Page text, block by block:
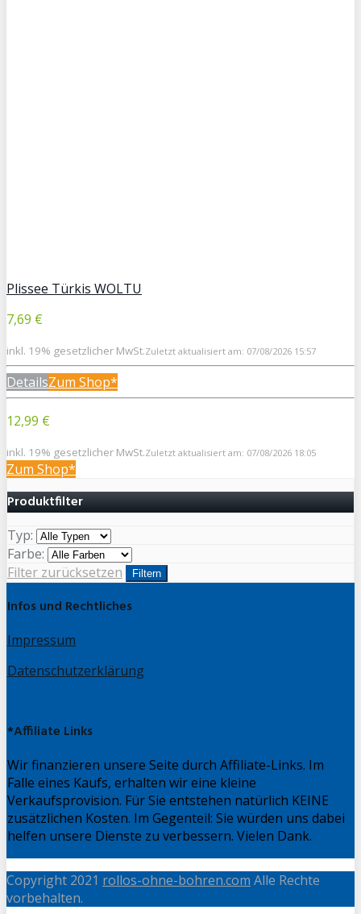
Plissee Türkis WOLTU
7,69 €
inkl. 19% gesetzlicher MwSt.Zuletzt aktualisiert am: 07/08/2026 15:57
DetailsZum Shop*
12,99 €
inkl. 19% gesetzlicher MwSt.Zuletzt aktualisiert am: 07/08/2026 18:05
Zum Shop*
Produktfilter
Typ:
Farbe:
Filter zurücksetzen
Filtern
Infos und Rechtliches
Impressum
Datenschutzerklärung
*Affiliate Links
Wir finanzieren unsere Seite durch Affiliate-Links. Im
Falle eines Kaufs, erhalten wir eine kleine
Verkaufsprovision. Für Sie entstehen natürlich KEINE
zusätzlichen Kosten. Im Gegenteil: Sie würden uns dabei
helfen unsere Dienste zu verbessern. Vielen Dank.
Copyright 2021 rollos-ohne-bohren.com Alle Rechte
vorbehalten.